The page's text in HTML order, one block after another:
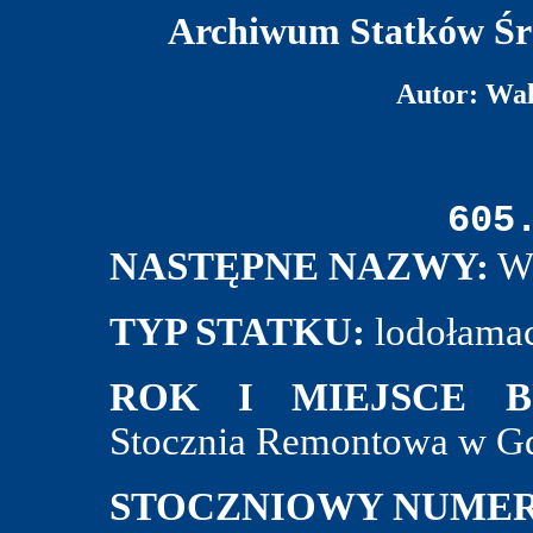
Archiwum Statków
Autor:
605.
NASTĘPNE NAZWY:
TYP STATKU:
ROK I MIEJSCE
Stocznia Remontowa w
STOCZNIOWY